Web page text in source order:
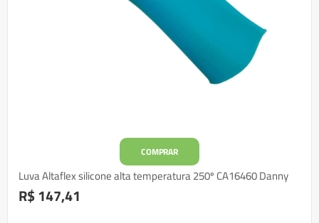
COMPRAR
Luva Altaflex silicone alta temperatura 250º CA16460 Danny
R$ 147,41